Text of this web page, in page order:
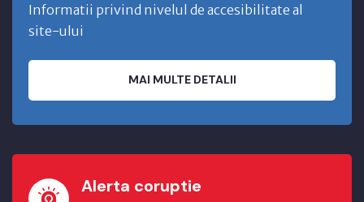
Informatii privind nivelul de accesibilitate al
site-ului
MAI MULTE DETALII
Alerta coruptie